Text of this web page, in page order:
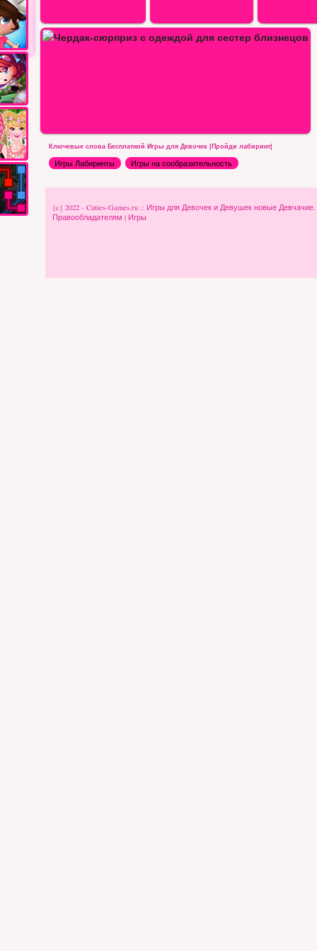
Ключевые слова Бесплатной Игры для Девочек |Пройди лабиринт|
Игры Лабиринты Игры на сообразительность
{c} 2022 - Cuties-Games.ru :: Игры для Девочек и Девушек новые
Правообладателям | Игры